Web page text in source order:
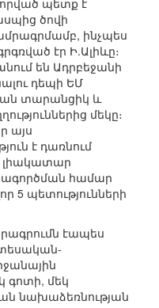
պետք է
ծովի
ինչպես
էր Ի.Ալիևը։
են Ադրբեջանի
դեպի ԵՄ
տարանցիկ և
մեկը։
այս
է դառնում
լիակատար
համար
5 պետությունների
էապես
գոտի, մեկ
նախաձեռնության